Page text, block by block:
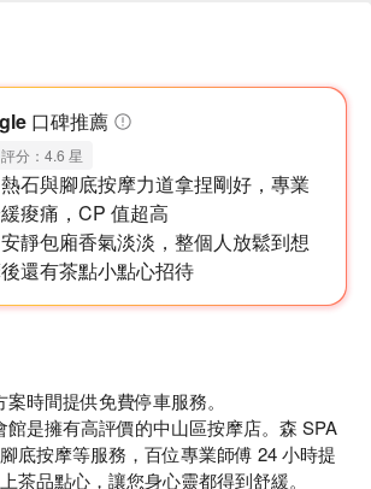
口碑推薦
評分：4.6 星
熱石與腳底按摩力道拿捏剛好，專業
痠痛，CP 值超高
安靜包廂香氣淡淡，整個人放鬆到想
還有茶點小點心招待
時間提供免費停車服務。
館是擁有高評價的中山區按摩店。森 SPA
底按摩等服務，百位專業師傅 24 小時提
茶品點心，讓您身心靈都得到舒緩。